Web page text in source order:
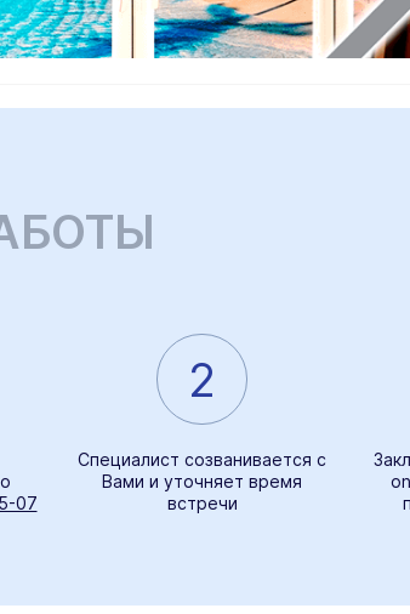
07
2
Специалист созванивается с
Вами и уточняет время
встречи